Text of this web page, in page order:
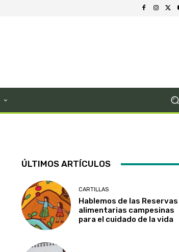
ÚLTIMOS ARTÍCULOS
CARTILLAS
Hablemos de las Reservas
alimentarias campesinas
para el cuidado de la vida